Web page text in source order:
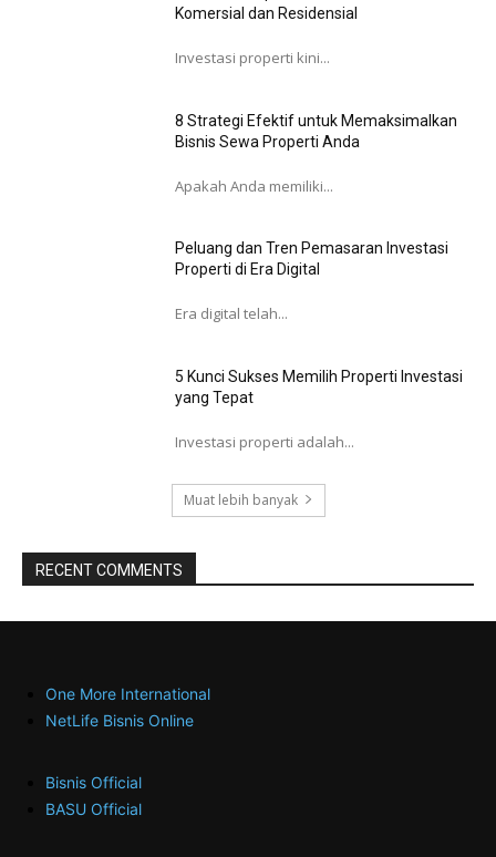
Komersial dan Residensial
Investasi properti kini...
8 Strategi Efektif untuk Memaksimalkan
Bisnis Sewa Properti Anda
Apakah Anda memiliki...
Peluang dan Tren Pemasaran Investasi
Properti di Era Digital
Era digital telah...
5 Kunci Sukses Memilih Properti Investasi
yang Tepat
Investasi properti adalah...
Muat lebih banyak
RECENT COMMENTS
One More International
NetLife Bisnis Online
Bisnis Official
BASU Official